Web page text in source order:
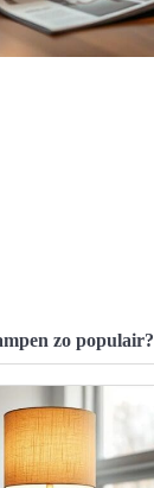
zo populair?